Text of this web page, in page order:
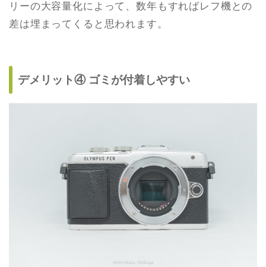
リーの大容量化によって、数年もすればレフ機との
差は埋まってくると思われます。
デメリット④ ゴミが付着しやすい